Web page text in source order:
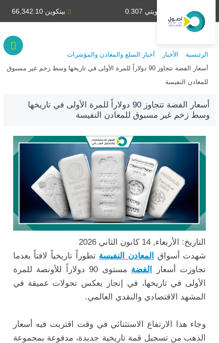
بيتكوين 66,342.10 دينار كويتي 0.307
الرئيسية الأخبار
أخبار السلع والمعادن والمؤشرات
أسعار الفضة تتجاوز 90 دولاراً للمرة الأولى في تاريخها وسط زخم غير مسبوق
للمعادن النفيسة
أسعار الفضة تتجاوز 90 دولاراً للمرة الأولى في تاريخها
وسط زخم غير مسبوق للمعادن النفيسة
التاريخ: الأربعاء, 14 كانون الثاني 2026
شهدت أسواق
المعادن النفيسة تطوراً تاريخياً لافتاً بعدما
تجاوزت أسعار
الفضة
مستوى 90 دولاراً للأونصة للمرة
الأولى في تاريخها، في إنجاز يعكس تحولات عميقة في
المشهد الاقتصادي والنقدي العالمي.
وجاء هذا الارتفاع الاستثنائي في وقت اقتربت فيه أسعار
الذهب من تسجيل قمة تاريخية جديدة، مدفوعة بمجموعة